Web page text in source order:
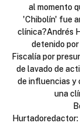
al momento
'Chibolín' fue
clínica?Andrés
detenido
Fiscalía por
de lavado de
de influencias y
una